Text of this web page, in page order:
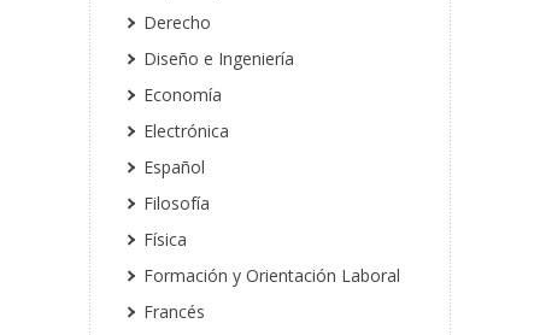
Derecho
Diseño e Ingeniería
Economía
Electrónica
Español
Filosofía
Física
Formación y Orientación Laboral
Francés